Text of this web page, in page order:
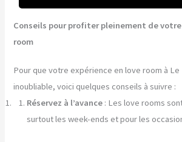
Conseils pour profiter pleinement de
room
Pour que votre expérience en love room à
inoubliable, voici quelques conseils à suivre :
Réservez à l’avance : Les love rooms
surtout les week-ends et pour les